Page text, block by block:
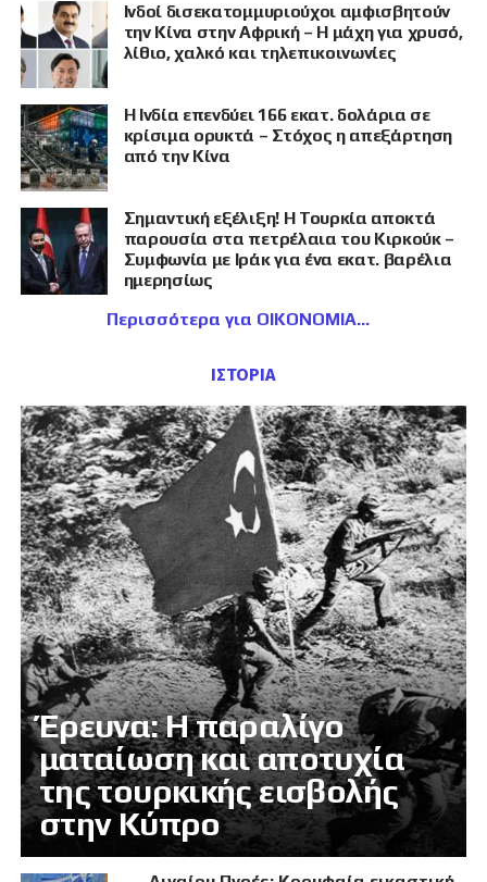
Ινδοί δισεκατομμυριούχοι αμφισβητούν
την Κίνα στην Αφρική – Η μάχη για χρυσό,
λίθιο, χαλκό και τηλεπικοινωνίες
Η Ινδία επενδύει 166 εκατ. δολάρια σε
κρίσιμα ορυκτά – Στόχος η απεξάρτηση
από την Κίνα
Σημαντική εξέλιξη! Η Τουρκία αποκτά
παρουσία στα πετρέλαια του Κιρκούκ –
Συμφωνία με Ιράκ για ένα εκατ. βαρέλια
ημερησίως
Περισσότερα για ΟΙΚΟΝΟΜΙΑ
ΙΣΤΟΡΙΑ
Έρευνα: Η παραλίγο
ματαίωση και αποτυχία
της τουρκικής εισβολής
στην Κύπρο